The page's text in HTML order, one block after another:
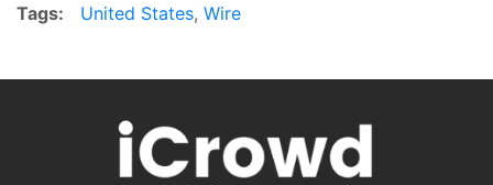
Tags: United States, Wire